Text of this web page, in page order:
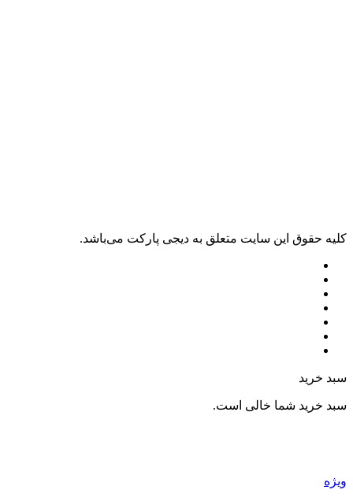
کليه حقوق اين سايت متعلق به دیجی پارکت می‌باشد.
سبد خرید
سبد خرید شما خالی است.
ویژه